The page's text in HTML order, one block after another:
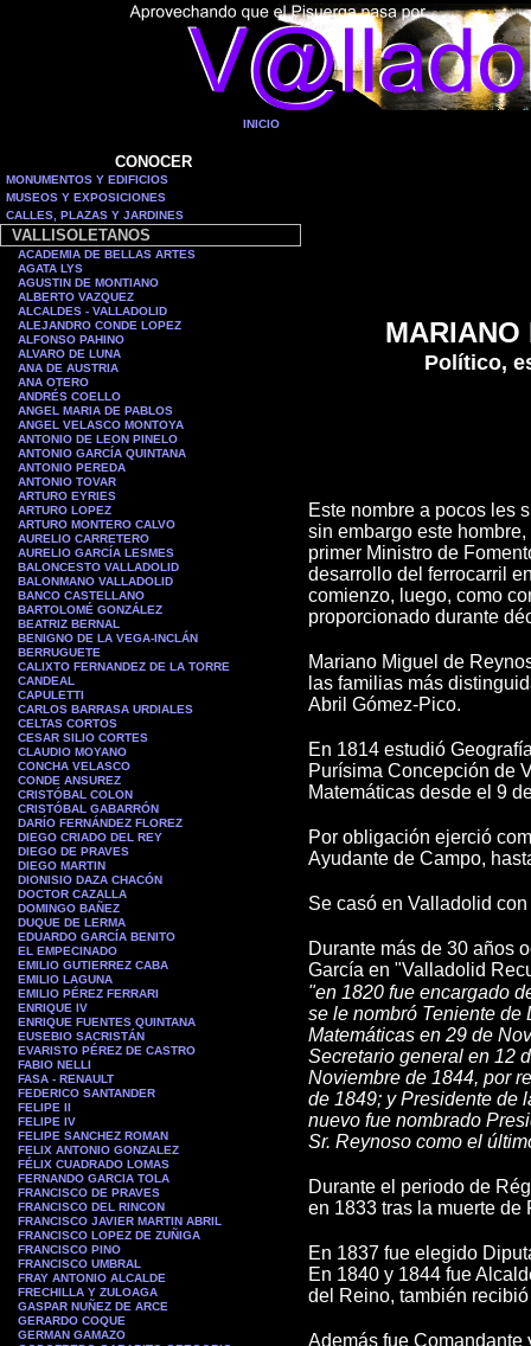
INICIO
CONOCER
MONUMENTOS Y EDIFICIOS
MUSEOS Y EXPOSICIONES
CALLES, PLAZAS Y JARDINES
VALLISOLETANOS
ACADEMIA DE BELLAS ARTES
AGATA LYS
AGUSTIN DE MONTIANO
ALBERTO VAZQUEZ
ALCALDES - VALLADOLID
ALEJANDRO CONDE LOPEZ
ALFONSO PAHINO
ALVARO DE LUNA
ANA DE AUSTRIA
ANA OTERO
ANDRÉS COELLO
ANGEL MARIA DE PABLOS
ANGEL VELASCO MONTOYA
ANTONIO DE LEON PINELO
ANTONIO GARCÍA QUINTANA
ANTONIO PEREDA
ANTONIO TOVAR
ARTURO EYRIES
ARTURO LOPEZ
ARTURO MONTERO CALVO
AURELIO CARRETERO
AURELIO GARCÍA LESMES
BALONCESTO VALLADOLID
BALONMANO VALLADOLID
BANCO CASTELLANO
BARTOLOMÉ GONZÁLEZ
BEATRIZ BERNAL
BENIGNO DE LA VEGA-INCLÁN
BERRUGUETE
CALIXTO FERNANDEZ DE LA TORRE
CANDEAL
CAPULETTI
CARLOS BARRASA URDIALES
CELTAS CORTOS
CESAR SILIO CORTES
CLAUDIO MOYANO
CONCHA VELASCO
CONDE ANSUREZ
CRISTÓBAL COLON
CRISTÓBAL GABARRÓN
DARÍO FERNÁNDEZ FLOREZ
DIEGO CRIADO DEL REY
DIEGO DE PRAVES
DIEGO MARTIN
DIONISIO DAZA CHACÓN
DOCTOR CAZALLA
DOMINGO BAÑEZ
DUQUE DE LERMA
EDUARDO GARCÍA BENITO
EL EMPECINADO
EMILIO GUTIERREZ CABA
EMILIO LAGUNA
EMILIO PÉREZ FERRARI
ENRIQUE IV
ENRIQUE FUENTES QUINTANA
EUSEBIO SACRISTÁN
EVARISTO PÉREZ DE CASTRO
FABIO NELLI
FASA - RENAULT
FEDERICO SANTANDER
FELIPE II
FELIPE IV
FELIPE SANCHEZ ROMAN
FELIX ANTONIO GONZALEZ
FÉLIX CUADRADO LOMAS
FERNANDO GARCIA TOLA
FRANCISCO DE PRAVES
FRANCISCO DEL RINCON
FRANCISCO JAVIER MARTIN ABRIL
FRANCISCO LOPEZ DE ZUÑIGA
FRANCISCO PINO
FRANCISCO UMBRAL
FRAY ANTONIO ALCALDE
FRECHILLA Y ZULOAGA
GASPAR NUÑEZ DE ARCE
GERARDO COQUE
GERMAN GAMAZO
MARIANO
Político,
Este nombre a pocos les
sin embargo este
primer Ministro de
desarrollo del ferrocarril
comienzo, luego, como
proporcionado durante
Mariano Miguel de
las familias más
Abril Gómez-Pico.
En 1814 estudió
Purísima Concepción de
Matemáticas desde el 9
Por obligación ejerció
Ayudante de Campo,
Se casó en Valladolid
Durante más de 30 años
García en "Valladolid
"en 1820 fue encargado
se le nombró Teniente de
Matemáticas en 29 de
Secretario general en 12
Noviembre de 1844, por
de 1849; y Presidente de
nuevo fue nombrado
Sr. Reynoso como el
Durante el periodo de
en 1833 tras la muerte de
En 1837 fue elegido
En 1840 y 1844 fue
del Reino, también
Además fue